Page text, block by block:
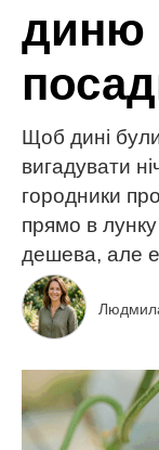
диню
Щоб дині
вигадувати
городники
прямо в
дешева, але